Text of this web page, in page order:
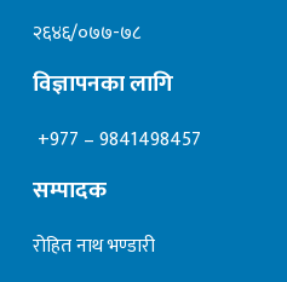
२६४६/०७७-७८
विज्ञापनका लागि
+977 – 9841498457
सम्पादक
रोहित नाथ भण्डारी